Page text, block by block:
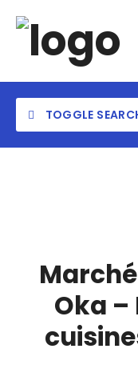
TOGGLE
Location
Oka –